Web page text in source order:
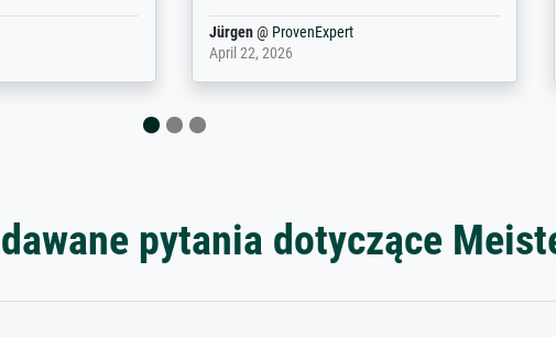
Anonym@ProvenExpert
August 12, 2025
pytania dotyczące